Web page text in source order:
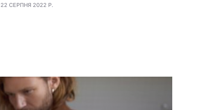
22 СЕРПНЯ 2022 Р.